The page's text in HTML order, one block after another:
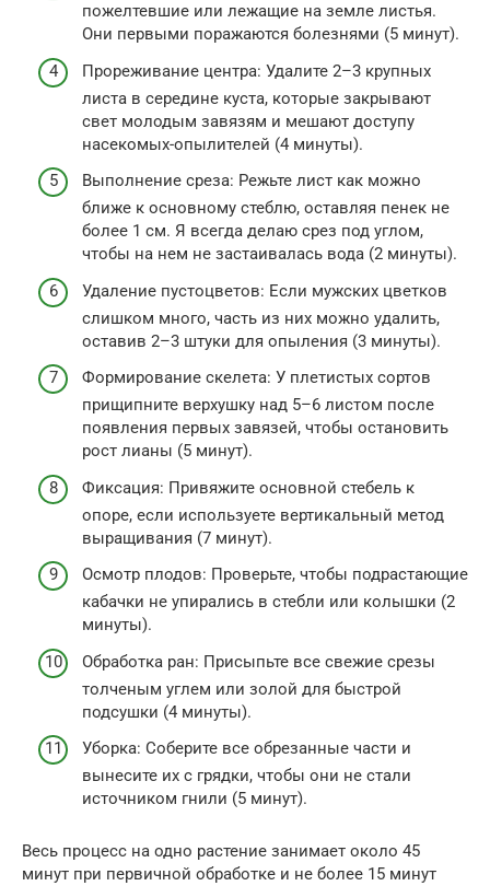
пожелтевшие или лежащие на земле листья.
Они первыми поражаются болезнями (5 минут).
Прореживание центра: Удалите 2–3 крупных
листа в середине куста, которые закрывают
свет молодым завязям и мешают доступу
насекомых-опылителей (4 минуты).
Выполнение среза: Режьте лист как можно
ближе к основному стеблю, оставляя пенек не
более 1 см. Я всегда делаю срез под углом,
чтобы на нем не застаивалась вода (2 минуты).
Удаление пустоцветов: Если мужских цветков
слишком много, часть из них можно удалить,
оставив 2–3 штуки для опыления (3 минуты).
Формирование скелета: У плетистых сортов
прищипните верхушку над 5–6 листом после
появления первых завязей, чтобы остановить
рост лианы (5 минут).
Фиксация: Привяжите основной стебель к
опоре, если используете вертикальный метод
выращивания (7 минут).
Осмотр плодов: Проверьте, чтобы подрастающие
кабачки не упирались в стебли или колышки (2
минуты).
Обработка ран: Присыпьте все свежие срезы
толченым углем или золой для быстрой
подсушки (4 минуты).
Уборка: Соберите все обрезанные части и
вынесите их с грядки, чтобы они не стали
источником гнили (5 минут).
Весь процесс на одно растение занимает около 45
минут при первичной обработке и не более 15 минут